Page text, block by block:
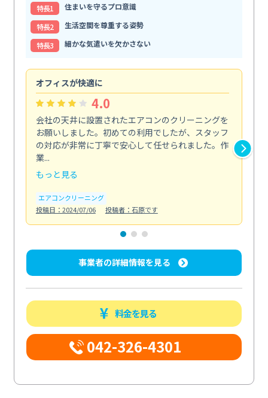
特⻑1
住まいを守るプロ意識
特⻑2
生活空間を尊重する姿勢
特⻑3
細かな気遣いを欠かさない
オフィスが快適に
4.0
会社の天井に設置されたエアコンのクリーニングを
お願いしました。初めての利用でしたが、スタッフ
の対応が非常に丁寧で安心して任せられました。作
業...
もっと見る
エアコンクリーニング
投稿日：2024/07/06
投稿者：石原です
事業者の詳細情報を見る
料金を見る
042-326-4301